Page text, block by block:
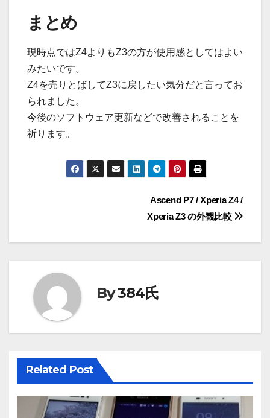
まとめ
現時点ではZ4よりもZ3の方が使用感としてはよい
みたいです。
Z4を売りとばしてZ3に戻したい気分だと言ってお
られました。
今後のソフトウェア更新などで改善されることを
祈ります。
ビ
ゲ
ー
ョ
ン
Ascend P7 / Xperia Z4 /
Xperia Z3 の外観比較
By384氏
Related Post